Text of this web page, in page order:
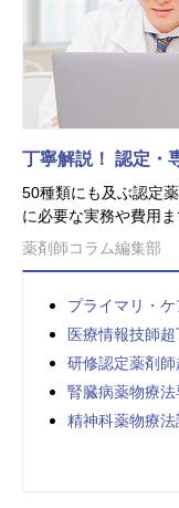
丁寧解説！ 認定・
50種類にも及ぶ認定
に必要な実務や費用
薬剤師コラム編集部
プライマリ・
医療情報技師超
研修認定薬剤師
腎臓病薬物療法
精神科薬物療法